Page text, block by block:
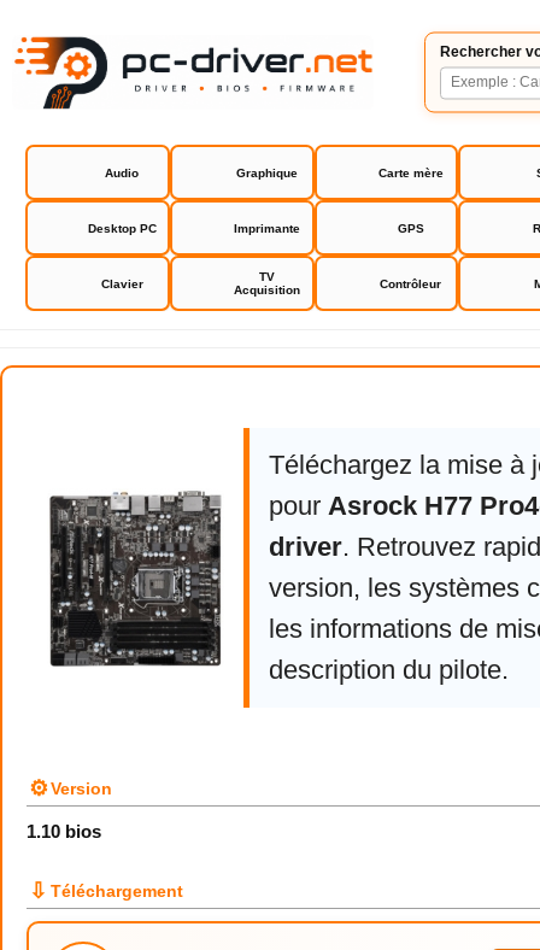
Rechercher
Audio Graphique Carte mère
Desktop PC Imprimante GPS
Clavier
TV
Acquisition
Contrôleur
Asrock H77 Pro4-M bios driver
Téléchargez la mise à
pour Asrock H77
driver. Retrouvez
version, les systèmes
les informations de
description du pilote.
⚙Version
1.10 bios
⇩ Téléchargement